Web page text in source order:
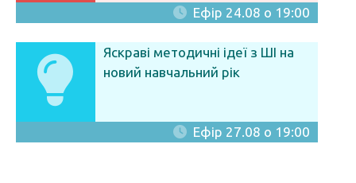
Ефір 24.08 о 19:00
Яскраві методичні ідеї з ШІ на
новий навчальний рік
Ефір 27.08 о 19:00